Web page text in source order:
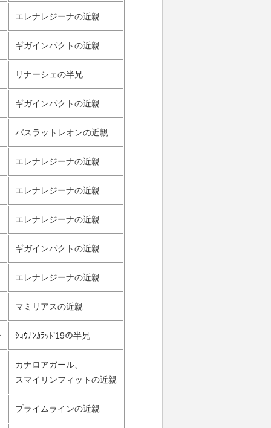
エレナレジーナの近親
ギガインパクトの近親
リナーシェの半兄
ギガインパクトの近親
バスラットレオンの近親
エレナレジーナの近親
エレナレジーナの近親
エレナレジーナの近親
ギガインパクトの近親
エレナレジーナの近親
マミリアスの近親
ｼｮｳﾅﾝｶﾗｯﾄ’19の半兄
カナロアガール、
スマイリンフィットの近親
プライムラインの近親